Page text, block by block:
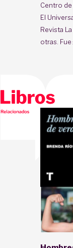
Centro
El
Revista
otras. Fue